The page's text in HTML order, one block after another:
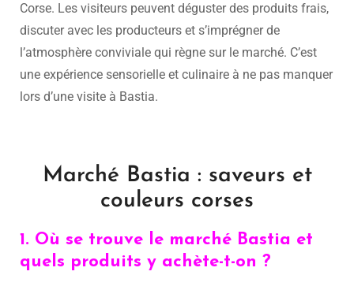
Corse. Les visiteurs peuvent déguster des produits frais,
discuter avec les producteurs et s’imprégner de
l’atmosphère conviviale qui règne sur le marché. C’est
une expérience sensorielle et culinaire à ne pas manquer
lors d’une visite à Bastia.
Marché Bastia : saveurs et
couleurs corses
1. Où se trouve le marché Bastia et
quels produits y achète-t-on ?